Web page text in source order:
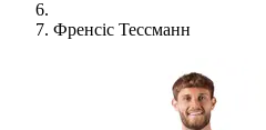
Френсіс Тессманн